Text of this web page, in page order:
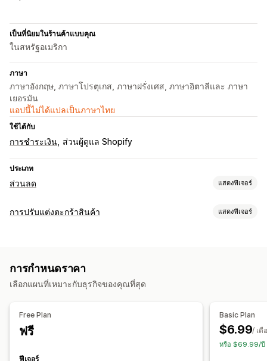
เป็นที่นิยมในร้านค้าแบบคุณ
ในสหรัฐอเมริกา
ภาษา
ภาษาอังกฤษ, ภาษาโปรตุเกส, ภาษาฝรั่งเศส, ภาษาอิตาลีและ ภาษา
เยอรมัน
แอปนี้ไม่ได้แปลเป็นภาษาไทย
ใช้ได้กับ
การชำระเงิน ส่วนผู้ดูแล Shopify
ประเภท
ส่วนลด แสดงฟีเจอร์
ประเภทส่วนลด
แบนเนอร์ การกำหนดราคาแบบไดนามิก
เครื่องมือแก้ไข
การปรับให้เข้ากับท้องถิ่น
การแบ่งกลุ่ม
การติดแท็ก
การปรับแต่งตะกร้าสินค้า แสดงฟีเจอร์
CSS ที่กำหนดเอง การโปรโมท
การแนะนำสินค้าที่ราคาสูงกว่า
การกำหนดราคา
เลือกแผนที่เหมาะกับธุรกิจของคุณที่สุด
Free Plan
ฟรี
ฟีเจอร์
Basic Plan
$6.99/ เดื
หรือ $69.99/ปี